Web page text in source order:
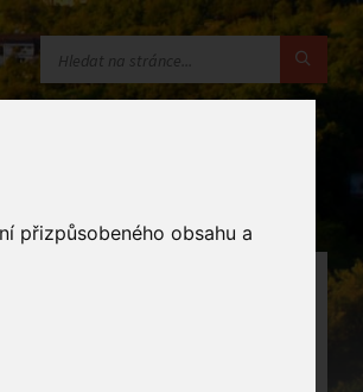
přizpůsobeného obsahu a